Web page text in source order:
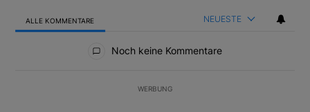
ALLE KOMMENTARE NEUESTE
Noch keine Kommentare
WERBUNG